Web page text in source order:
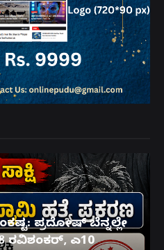
ಪ್ರದೋಷ್ ಬೆನ್ನಲ್ಲೇ
ರವಿಶಂಕರ್, ಎ10